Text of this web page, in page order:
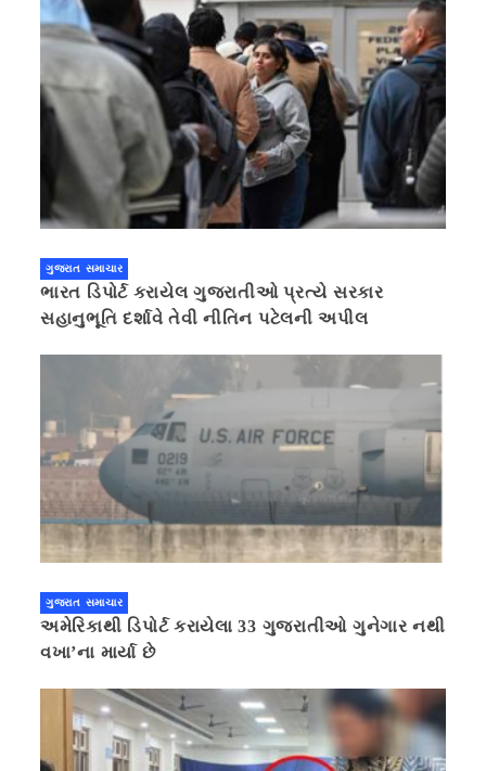
ગુજરાત સમાચાર
ભારત ડિપોર્ટ કરાયેલ ગુજરાતીઓ પ્રત્યે સરકાર
સહાનુભૂતિ દર્શાવે તેવી નીતિન પટેલની અપીલ
ગુજરાત સમાચાર
અમેરિકાથી ડિપોર્ટ કરાયેલા 33 ગુજરાતીઓ ગુનેગાર નથી
વખા’ના માર્યા છે